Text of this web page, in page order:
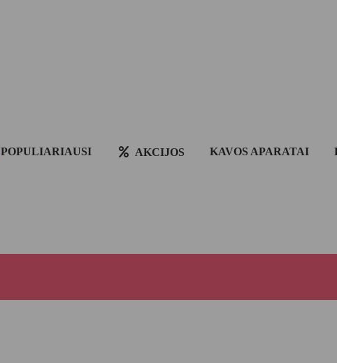
POPULIARIAUSI AKCIJOS KAVOS APARATAI